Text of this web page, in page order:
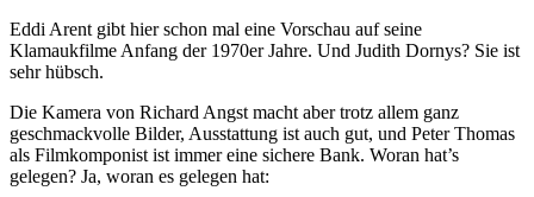
Eddi Arent gibt hier schon mal eine Vorschau auf seine
Klamaukfilme Anfang der 1970er Jahre. Und Judith Dornys? Sie ist
sehr hübsch.
Die Kamera von Richard Angst macht aber trotz allem ganz
geschmackvolle Bilder, Ausstattung ist auch gut, und Peter Thomas
als Filmkomponist ist immer eine sichere Bank. Woran hat’s
gelegen? Ja, woran es gelegen hat: